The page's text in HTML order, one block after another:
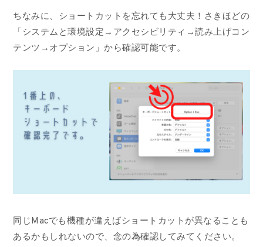
ちなみに、ショートカットを忘れても大丈夫！さきほどの
「システムと環境設定→アクセシビリティ→読み上げコン
テンツ→オプション」から確認可能です。
同じMacでも機種が違えばショートカットが異なることも
あるかもしれないので、念の為確認してみてください。